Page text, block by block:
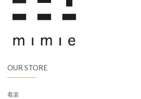
OUR STORE
着楽